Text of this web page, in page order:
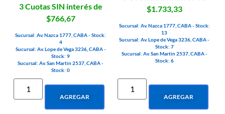
3 Cuotas SIN interés de
$766,67
Sucursal: Av. Nazca 1777, CABA - Stock:
4
Sucursal: Av. Lope de Vega 3236, CABA -
Stock: 9
Sucursal: Av. San Martin 2537, CABA -
Stock: 0
AGREGAR
$1.733,33
Sucursal: Av. Nazca 1777, CABA - Stock:
13
Sucursal: Av. Lope de Vega 3236, CABA -
Stock: 7
Sucursal: Av. San Martin 2537, CABA -
Stock: 6
AGREGAR